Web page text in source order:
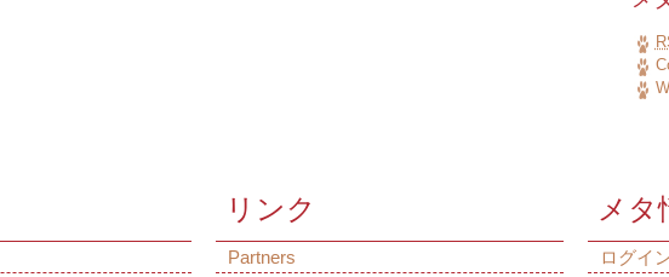
リンク
Partners
メタ
ログイ